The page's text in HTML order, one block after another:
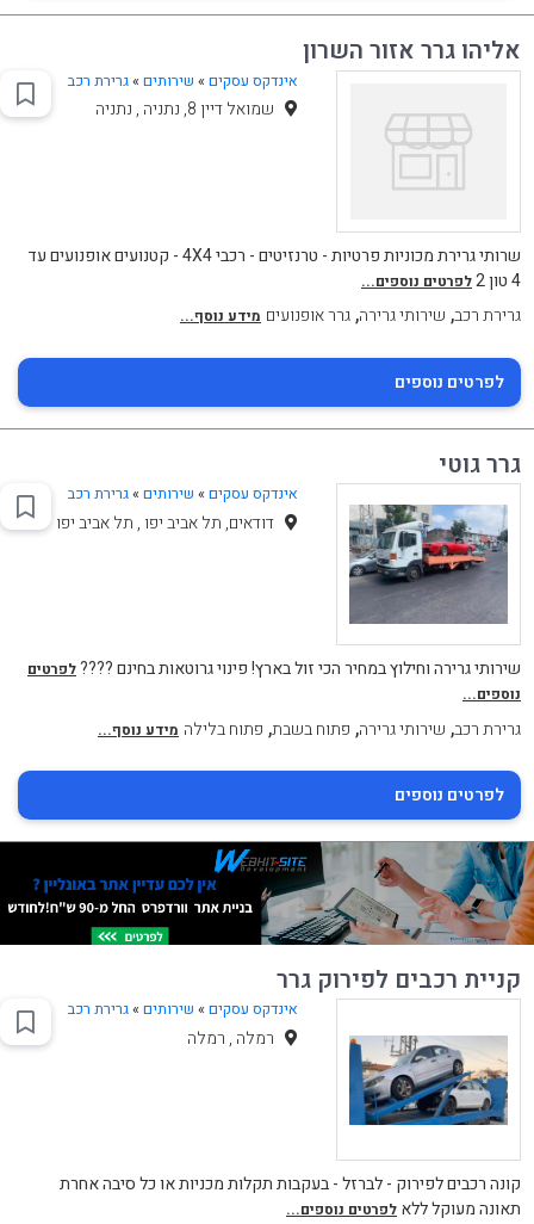
אליהו גרר אזור השרון
אינדקס עסקים » שירותים»גרירת רכב
שמואל דיין 8, נתניה , נתניה
שרותי גרירת מכוניות פרטיות - טרנזיטים - רכבי 4X4 - קטנועים אופנועים עד
4 טון 2
לפרטים נוספים...
גרירת רכב, שירותי גרירה,גרר אופנועים מידע נוסף...
לפרטים נוספים
גרר גוטי
אינדקס עסקים » שירותים»גרירת רכב
דודאים, תל אביב יפו , תל אביב יפו
שירותי גרירה וחילוץ במחיר הכי זול בארץ! פינוי גרוטאות בחינם ????לפרטים
נוספים...
גרירת רכב, שירותי גרירה, פתוח בשבת, פתוח בלילה מידע נוסף...
לפרטים נוספים
קניית רכבים לפירוק גרר
אינדקס עסקים » שירותים»גרירת רכב
רמלה , רמלה
קונה רכבים לפירוק - לברזל - בעקבות תקלות מכניות או כל סיבה אחרת
תאונה מעוקל ללא לפרטים נוספים...